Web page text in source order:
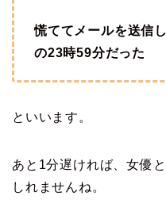
慌ててメールを送信
の23時59分だった
といいます。
あと1分遅ければ、女優
しれませんね。